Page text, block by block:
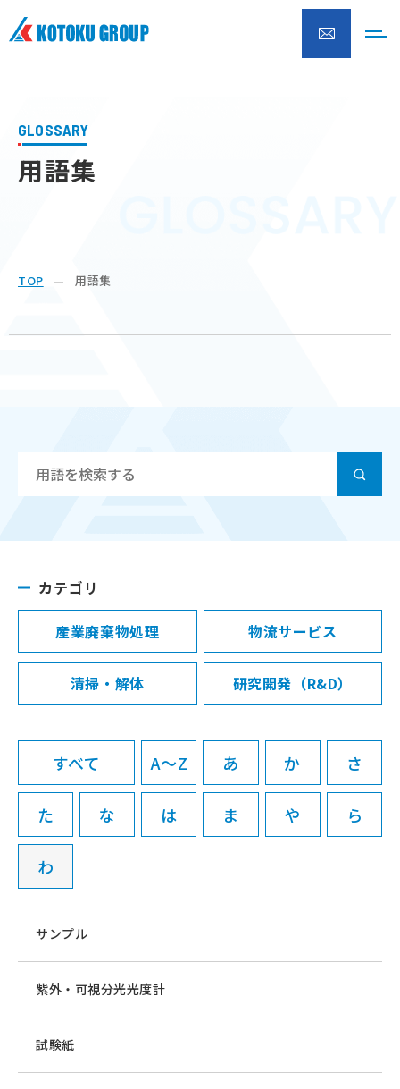
株式会社興徳クリーナー
GLOSSARY
用語集
TOP 用語集
カテゴリ
産業廃棄物処理 物流サービス
清掃・解体 研究開発（R&D）
すべて A～Z あ か さ
た な は ま や ら
わ
サンプル
紫外・可視分光光度計
試験紙